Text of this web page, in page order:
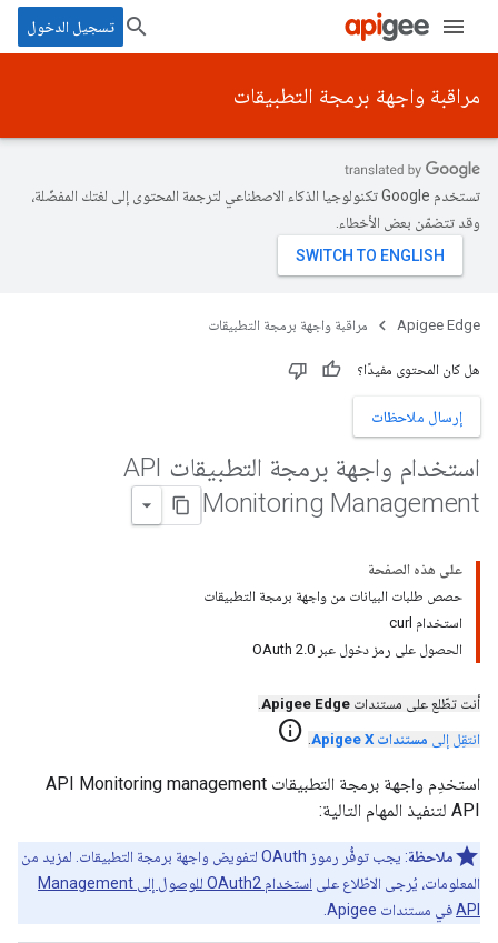
تسجيل الدخول
مراقبة واجهة برمجة التطبيقات
تستخدم Google تكنولوجيا الذكاء الاصطناعي لترجمة المحتوى إلى لغتك المفضّلة،
وقد تتضمّن بعض الأخطاء.
Apigee Edge مراقبة واجهة برمجة التطبيقات
هل كان المحتوى مفيدًا؟
إرسال ملاحظات
استخدام واجهة برمجة التطبيقات API
Monitoring Management
على هذه الصفحة
حصص طلبات البيانات من واجهة برمجة التطبيقات
استخدام curl
الحصول على رمز دخول عبر OAuth 2.0
أنت تطّلع على مستندات Apigee Edge
.
انتقِل إلى مستندات Apigee X .
info
استخدِم واجهة برمجة التطبيقات API Monitoring management
API لتنفيذ المهام التالية:
ملاحظة
: يجب توفُّر رموز OAuth لتفويض واجهة برمجة التطبيقات. لمزيد من
المعلومات، يُرجى الاطّلاع على
استخدام OAuth2 للوصول إلى Management
APIفي مستندات Apigee.